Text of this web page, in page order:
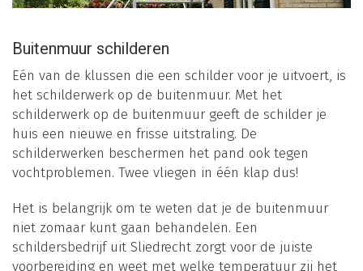
Buitenmuur schilderen
Eén van de klussen die een schilder voor je uitvoert, is
het schilderwerk op de buitenmuur. Met het
schilderwerk op de buitenmuur geeft de schilder je
huis een nieuwe en frisse uitstraling. De
schilderwerken beschermen het pand ook tegen
vochtproblemen. Twee vliegen in één klap dus!
Het is belangrijk om te weten dat je de buitenmuur
niet zomaar kunt gaan behandelen. Een
schildersbedrijf uit Sliedrecht zorgt voor de juiste
voorbereiding en weet met welke temperatuur zij het